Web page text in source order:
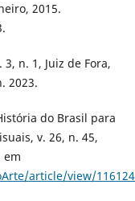
2015.
3, n. 1, Juiz de Fora,
2023.
do Brasil para
v. 26, n. 45,
em
article/view/116124